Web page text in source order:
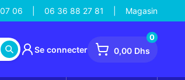
06 06 36 88 27 81 Magasin
Se connecter 0,00 Dhs
0